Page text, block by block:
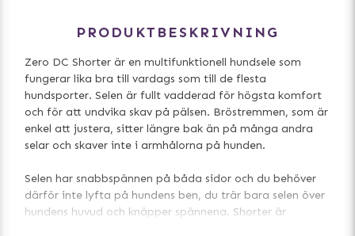
PRODUKTBESKRIVNING
Zero DC Shorter är en multifunktionell hundsele som
fungerar lika bra till vardags som till de flesta
hundsporter. Selen är fullt vadderad för högsta komfort
och för att undvika skav på pälsen. Bröstremmen, som är
enkel att justera, sitter längre bak än på många andra
selar och skaver inte i armhålorna på hunden.
Selen har snabbspännen på båda sidor och du behöver
därför inte lyfta på hundens ben, du trär bara selen över
hundens huvud och knäpper spännena. Shorter är